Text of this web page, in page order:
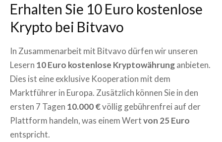
Erhalten Sie 10 Euro kostenlose
Krypto bei Bitvavo
In Zusammenarbeit mit Bitvavo dürfen wir unseren
Lesern 10 Euro kostenlose Kryptowährunganbieten.
Dies ist eine exklusive Kooperation mit dem
Marktführer in Europa. Zusätzlich können Sie in den
ersten 7 Tagen 10.000 €völlig gebührenfrei auf der
Plattform handeln, was einem Wertvon 25 Euro
entspricht.